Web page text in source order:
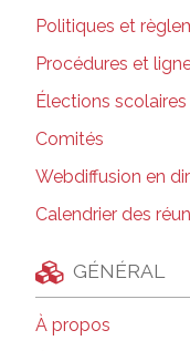
Politiques et
Procédures et
Élections scolaires
Comités
Webdiffusion en
Calendrier des
GÉNÉRAL
À propos